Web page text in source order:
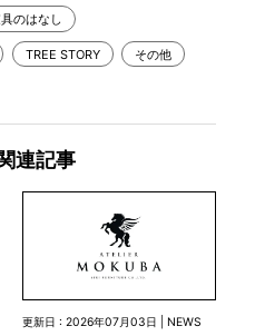
のはなし
TREE STORY その他
連記事
更新日 : 2026年07月03日 | NEWS